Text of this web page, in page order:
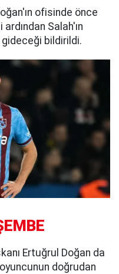
ofisinde önce
Salah'ın
bildirildi.
Ertuğrul Doğan da
oyuncunun doğrudan